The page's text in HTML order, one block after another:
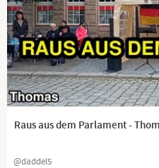
Raus aus dem Parlament -
@daddel5